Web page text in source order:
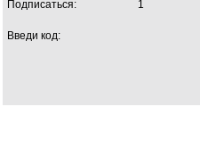
Подписаться: 1
Введи код: